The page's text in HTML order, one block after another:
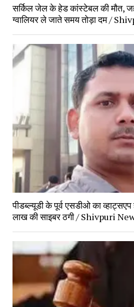
सर्किल जेल के हेड कांस्टेबल की मौत,
ग्वालियर ले जाते समय तोड़ा दम /
पीडब्ल्यूडी के पूर्व एसडीओ का
लाख की साइबर ठगी / Shivpuri